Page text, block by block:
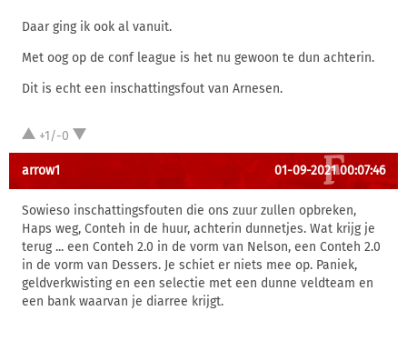
Daar ging ik ook al vanuit.
Met oog op de conf league is het nu gewoon te dun achterin.
Dit is echt een inschattingsfout van Arnesen.
+1/-0
arrow1 01-09-2021 00:07:46
Sowieso inschattingsfouten die ons zuur zullen opbreken,
Haps weg, Conteh in de huur, achterin dunnetjes. Wat krijg je
terug ... een Conteh 2.0 in de vorm van Nelson, een Conteh 2.0
in de vorm van Dessers. Je schiet er niets mee op. Paniek,
geldverkwisting en een selectie met een dunne veldteam en
een bank waarvan je diarree krijgt.